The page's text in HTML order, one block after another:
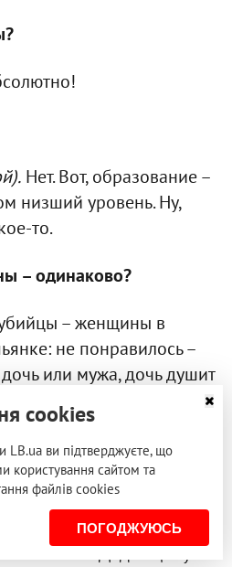
Нет. Вот, образование –
низший уровень. Ну,
то.
– одинаково?
– женщины в
не понравилось –
или мужа, дочь душит
убивает брата. До
когда руку на
за это каторга была!
Ну, в нашей
Я не прощаю
– насильников,
Дедовщину
cookies
ви підтверджуєте, що
користування сайтом та
файлів cookies
ПОГОДЖУЮСЬ